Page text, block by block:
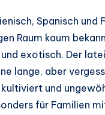
Spanisch und
Raum kaum
exotisch. Der
lange, aber
und
für Familien